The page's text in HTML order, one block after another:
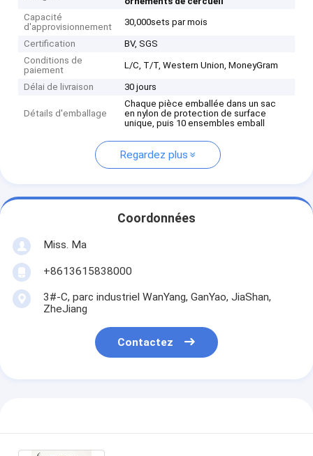
Capacité
d'approvisionnement
30,000sets par mois
Certification
BV, SGS
Conditions de
paiement
L/C, T/T, Western Union, MoneyGram
Délai de livraison 30 jours
Détails d'emballage
Chaque pièce emballée dans un sac
en nylon de protection de surface
unique, puis 10 ensembles emball
Regardez plus
Coordonnées
Miss. Ma
+8613615838000
3#-C, parc industriel WanYang, GanYao, JiaShan,
ZheJiang
Contactez